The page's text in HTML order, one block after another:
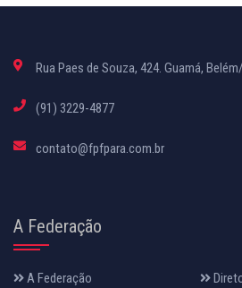
Rua Paes de Souza, 424. Guamá,
(91) 3229-4877
contato@fpfpara.com.br
A Federação
A Federação